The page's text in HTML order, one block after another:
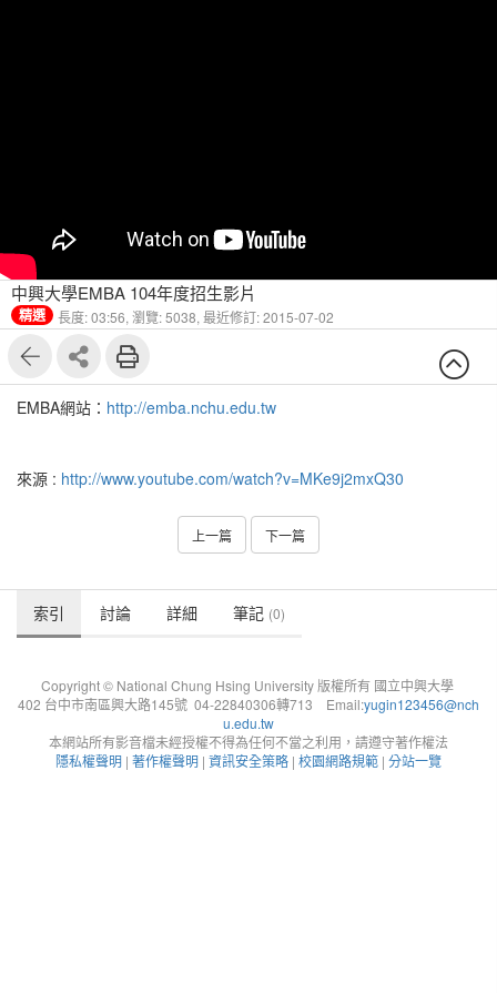
中興大學EMBA 104年度招生影片
精選 長度: 03:56, 瀏覽: 5038, 最近修訂: 2015-07-02
EMBA網站： http://emba.nchu.edu.tw
來源 : http://www.youtube.com/watch?v=MKe9j2mxQ30
上一篇 下一篇
索引 討論 詳細 筆記 (0)
Copyright © National Chung Hsing University 版權所有 國立中興大學
402 台中市南區興大路145號 04-22840306轉713 Email:yugin123456@nch
u.edu.tw
本網站所有影音檔未經授權不得為任何不當之利用，請遵守著作權法
隱私權聲明 | 著作權聲明 | 資訊安全策略 | 校園網路規範 | 分站一覽